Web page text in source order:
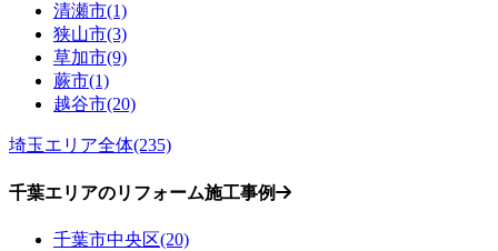
清瀬市(1)
狭山市(3)
草加市(9)
蕨市(1)
越谷市(20)
埼玉エリア全体(235)
千葉エリアのリフォーム施工事例
千葉市中央区(20)